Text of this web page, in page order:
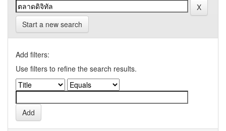
Start a new search
Add filters:
Use filters to refine the search results.